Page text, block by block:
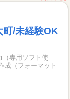
町/未経験OK
成（フォーマット